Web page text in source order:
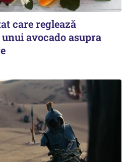
care reglează
avocado asupra